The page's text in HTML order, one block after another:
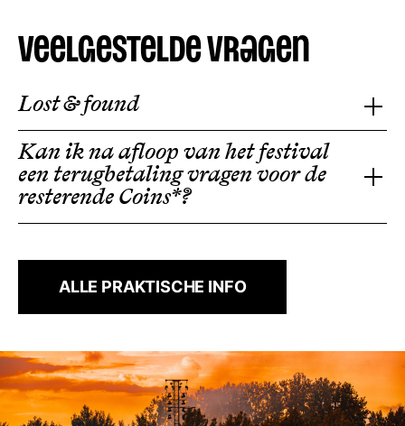
Veelgestelde vragen
Lost & found
Kan ik na afloop van het festival
een terugbetaling vragen voor de
resterende Coins*?
ALLE PRAKTISCHE INFO